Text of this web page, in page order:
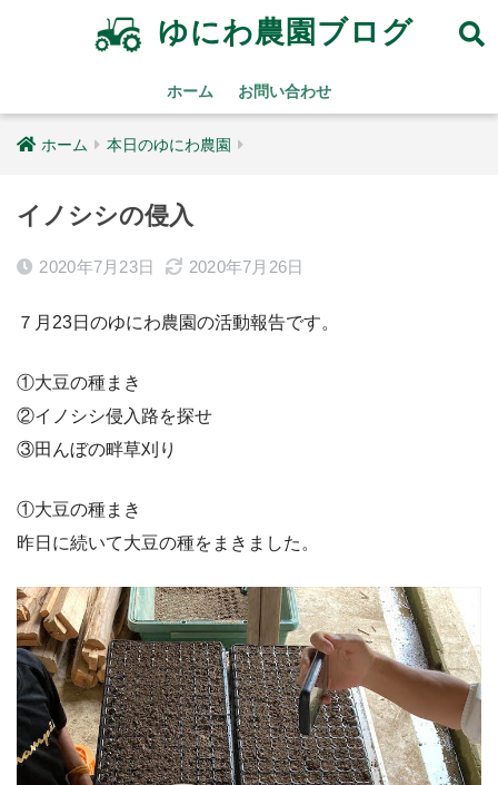
ゆにわ農園ブログ
ホーム お問い合わせ
ホーム 本日のゆにわ農園
イノシシの侵入
2020年7月23日 2020年7月26日
７月23日のゆにわ農園の活動報告です。
①大豆の種まき
②イノシシ侵入路を探せ
③田んぼの畔草刈り
①大豆の種まき
昨日に続いて大豆の種をまきました。